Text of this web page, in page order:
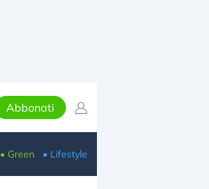
Abbonati
• Green • Lifestyle